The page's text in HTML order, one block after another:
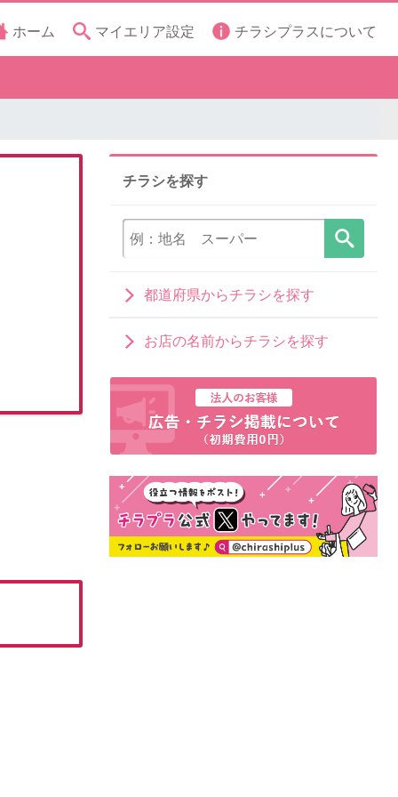
ホーム マイエリア設定 チラシプラスについて
チラシを探す
都道府県からチラシを探す
お店の名前からチラシを探す